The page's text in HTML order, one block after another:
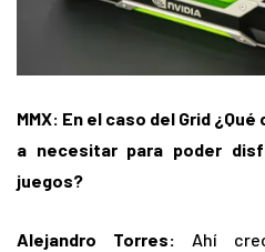
MMX: En el caso del Grid
a necesitar para poder
juegos?
Alejandro Torres: Ahí